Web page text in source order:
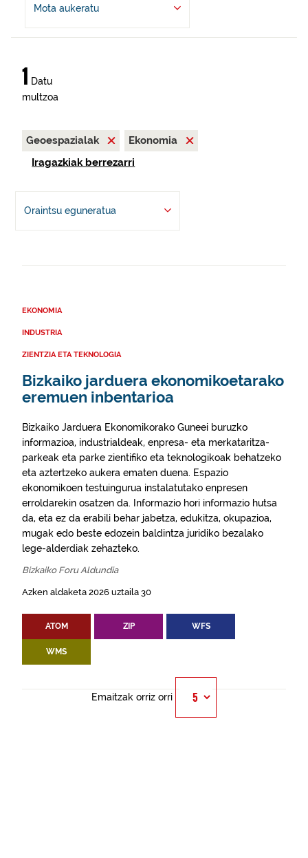
Mota aukeratu
1 Datu
multzoa
Geoespazialak
Ekonomia
Iragazkiak berrezarri
Oraintsu eguneratua
EKONOMIA
INDUSTRIA
ZIENTZIA ETA TEKNOLOGIA
Bizkaiko jarduera ekonomikoetarako
eremuen inbentarioa
Bizkaiko Jarduera Ekonomikorako Guneei buruzko
informazioa, industrialdeak, enpresa- eta merkataritza-
parkeak eta parke zientifiko eta teknologikoak behatzeko
eta aztertzeko aukera ematen duena. Espazio
ekonomikoen testuingurua instalatutako enpresen
erroldarekin osatzen da. Informazio hori informazio hutsa
da, eta ez da erabili behar jabetza, edukitza, okupazioa,
mugak edo beste edozein baldintza juridiko bezalako
lege-alderdiak zehazteko.
Bizkaiko Foru Aldundia
Azken aldaketa 2026 uztaila 30
ATOM ZIP WFS
WMS
Emaitzak orriz orri